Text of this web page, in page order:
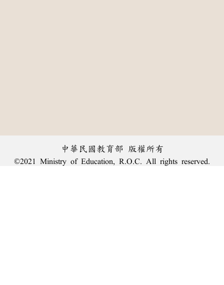
中華民國教育部 版權所有
©2021 Ministry of Education, R.O.C. All rights reserved.